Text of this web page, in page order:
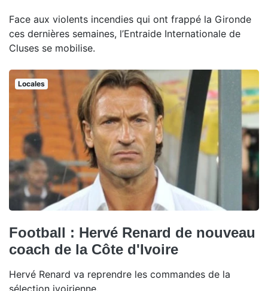
Face aux violents incendies qui ont frappé la Gironde
ces dernières semaines, l’Entraide Internationale de
Cluses se mobilise.
Locales
Football : Hervé Renard de nouveau
coach de la Côte d'Ivoire
Hervé Renard va reprendre les commandes de la